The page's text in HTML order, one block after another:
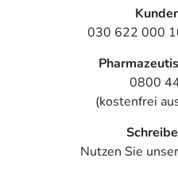
030 622 000
0800
(kostenfrei
Nutzen Sie unser